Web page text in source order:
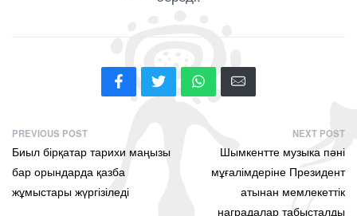
PREVIOUS POST
Биыл бірқатар тарихи маңызы
бар орындарда қазба
жұмыстары жүргізіледі
NEXT POST
Шымкентте музыка пәні
мұғалімдеріне Президент
атынан мемлекеттік
наградалар табысталды